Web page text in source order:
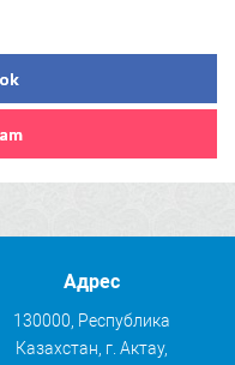
Адрес
130000, Республика
Казахстан, г. Актау,